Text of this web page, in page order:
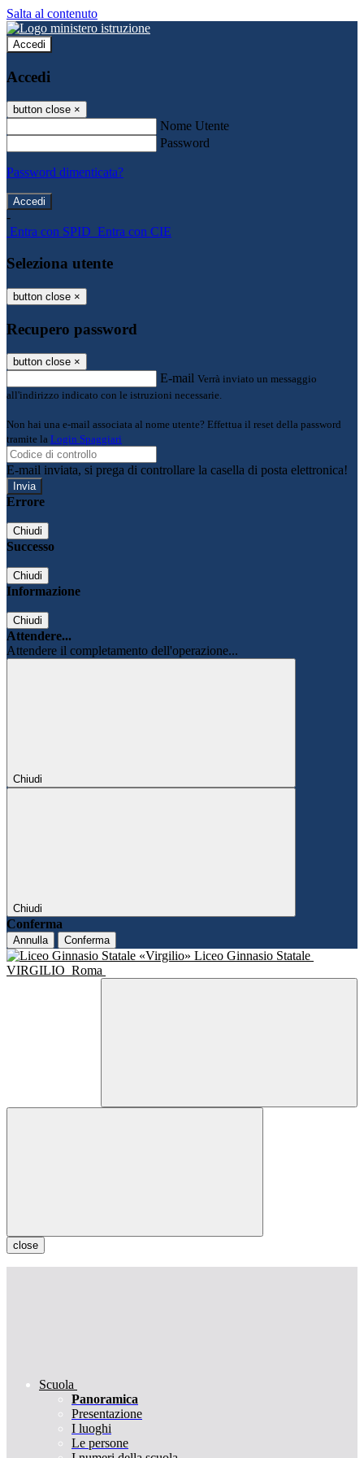
Salta al contenuto
Accedi
Accedi
button close ×
Nome Utente
Password
Password dimenticata?
-
Entra con SPID Entra con CIE
Seleziona utente
button close ×
Recupero password
button close ×
E-mail Verrà inviato un messaggio
all'indirizzo indicato con le istruzioni necessarie.
Non hai una e-mail associata al nome utente? Effettua il reset della password
tramite la Login Spaggiari
E-mail inviata, si prega di controllare la casella di posta elettronica!
Errore
Chiudi
Successo
Chiudi
Informazione
Chiudi
Attendere...
Attendere il completamento dell'operazione...
Chiudi
Chiudi
Conferma
Annulla Conferma
Liceo Ginnasio Statale
VIRGILIO Roma
close
Scuola
Panoramica
Presentazione
I luoghi
Le persone